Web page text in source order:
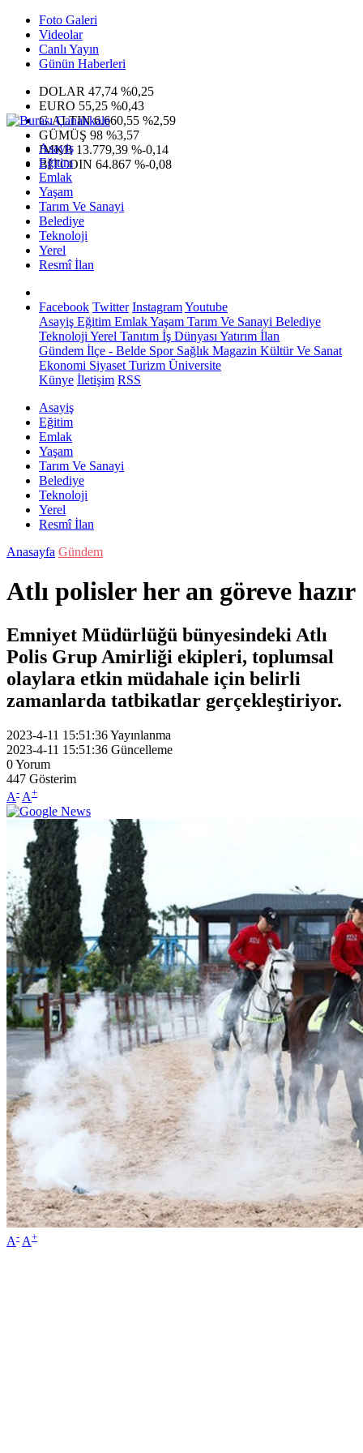
Foto Galeri
Videolar
Canlı Yayın
Günün Haberleri
DOLAR 47,74 %0,25
EURO 55,25 %0,43
G.ALTIN6.660,55 %2,59
GÜMÜŞ 98 %3,57
IMKB 13.779,39 %-0,14
BITCOIN 64.867 %-0,08
Asayiş
Eğitim
Emlak
Yaşam
Tarım Ve Sanayi
Belediye
Teknoloji
Yerel
Resmî İlan
Facebook Twitter InstagramYoutube
Asayiş Eğitim EmlakYaşam Tarım Ve Sanayi Belediye
Teknoloji Yerel Tanıtım İş Dünyası Yatırım İlan
Gündem İlçe - Belde SporSağlık Magazin Kültür Ve Sanat
Ekonomi Siyaset Turizm Üniversite
Künye İletişim RSS
Asayiş
Eğitim
Emlak
Yaşam
Tarım Ve Sanayi
Belediye
Teknoloji
Yerel
Resmî İlan
Anasayfa Gündem
Atlı polisler her an göreve hazır
Emniyet Müdürlüğü bünyesindeki Atlı
Polis Grup Amirliği ekipleri, toplumsal
olaylara etkin müdahale için belirli
zamanlarda tatbikatlar gerçekleştiriyor.
2023-4-11 15:51:36Yayınlanma
2023-4-11 15:51:36 Güncelleme
0Yorum
447 Gösterim
A- A+
A- A+